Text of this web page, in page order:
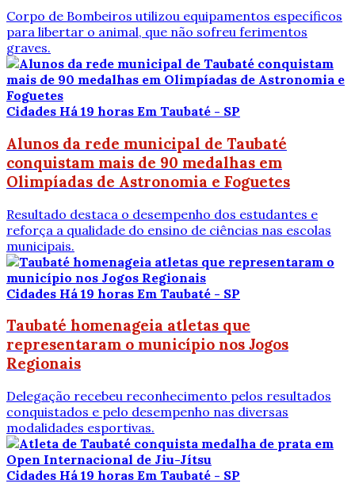
Corpo de Bombeiros utilizou equipamentos específicos
para libertar o animal, que não sofreu ferimentos
graves.
Cidades Há 19 horas Em Taubaté - SP
Alunos da rede municipal de Taubaté
conquistam mais de 90 medalhas em
Olimpíadas de Astronomia e Foguetes
Resultado destaca o desempenho dos estudantes e
reforça a qualidade do ensino de ciências nas escolas
municipais.
Cidades Há 19 horas Em Taubaté - SP
Taubaté homenageia atletas que
representaram o município nos Jogos
Regionais
Delegação recebeu reconhecimento pelos resultados
conquistados e pelo desempenho nas diversas
modalidades esportivas.
Cidades Há 19 horas Em Taubaté - SP